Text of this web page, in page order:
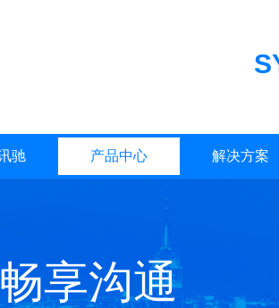
驰 产品中心 解决方案
享沟通